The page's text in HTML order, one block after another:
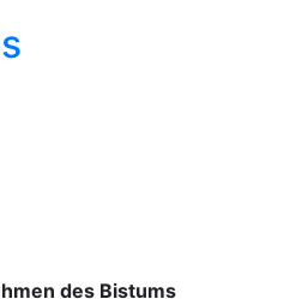
des Bistums